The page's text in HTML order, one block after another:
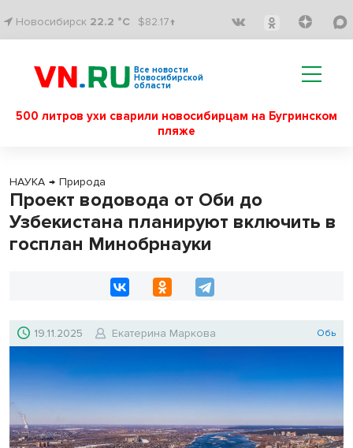
Новосибирск 22.2 °C $82.17↑
Все новости
Новосибирской
области
500 литров ухи сварили новосибирцам на Бугринском
пляже
НАУКА → Природа
Проект водовода от Оби до
Узбекистана планируют включить в
госплан Минобрнауки
19.11.2025 Екатерина Маркова Обь